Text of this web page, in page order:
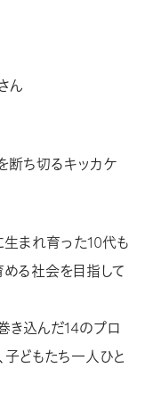
ん
断ち切るキッカケ
まれ育った10代も
る社会を目指して
き込んだ14のプロ
子どもたち一人ひと